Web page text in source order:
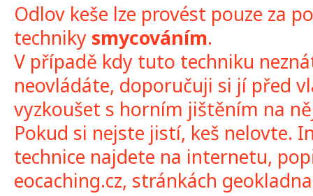
Odlov keše lze provést pouze za
techniky smycováním.
V případě kdy tuto techniku
neovládáte, doporučuji si jí před
vyzkoušet s horním jištěním na
Pokud si nejste jistí, keš nelovte.
technice najdete na internetu,
eocaching.cz, stránkách